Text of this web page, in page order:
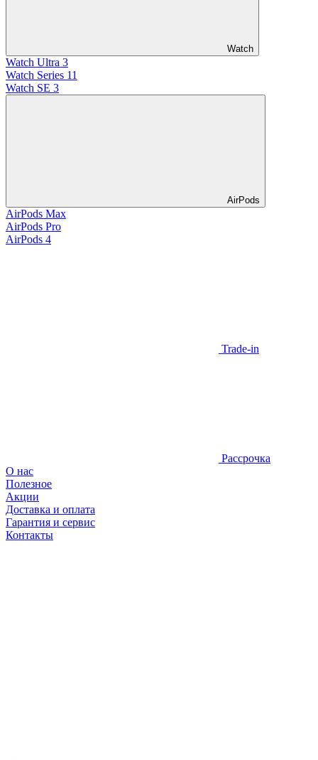
Watch
Watch Ultra 3
Watch Series 11
Watch SE 3
AirPods
AirPods Max
AirPods Pro
AirPods 4
Trade-in
Рассрочка
О нас
Полезное
Акции
Доставка и оплата
Гарантия и сервис
Контакты